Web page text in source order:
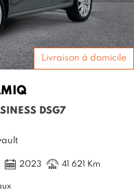
Livraison à domicile
DSG7
2023 41 621 Km